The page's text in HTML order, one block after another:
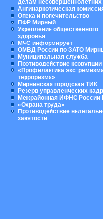
делам несовершеннолетних
Антинаркотическая
Опека и попечительство
ПФР Мирный
Укрепление общественного
здоровья
МЧС информирует
ОМВД России по ЗАТО
Муниципальная cлужба
Противодействие коррупции
«Профилактика
терроризма»
Мирнинская городская ТИК
Резерв управленческих
Межрайонная ИФНС России
«Охрана труда»
Противодействие
занятости